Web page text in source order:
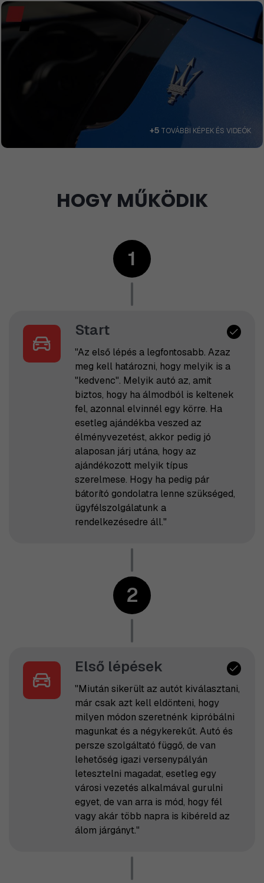
+5 TOVÁBBI KÉPEK ÉS VIDEÓK
HOGY MŰKÖDIK
1
Start
"Az első lépés a legfontosabb. Azaz
meg kell határozni, hogy melyik is a
"kedvenc". Melyik autó az, amit
biztos, hogy ha álmodból is keltenek
fel, azonnal elvinnél egy körre. Ha
esetleg ajándékba veszed az
élményvezetést, akkor pedig jó
alaposan járj utána, hogy az
ajándékozott melyik típus
szerelmese. Hogy ha pedig pár
bátorító gondolatra lenne szükséged,
ügyfélszolgálatunk a
rendelkezésedre áll."
2
Első lépések
"Miután sikerült az autót kiválasztani,
már csak azt kell eldönteni, hogy
milyen módon szeretnénk kipróbálni
magunkat és a négykerekűt. Autó és
persze szolgáltató függő, de van
lehetőség igazi versenypályán
letesztelni magadat, esetleg egy
városi vezetés alkalmával gurulni
egyet, de van arra is mód, hogy fél
vagy akár több napra is kibéreld az
álom járgányt."